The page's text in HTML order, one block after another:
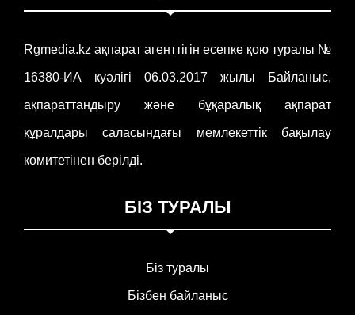
Rgmedia.kz ақпарат агенттігін есепке қою туралы №
16380-ИА куәлігі 06.03.2017 жылы Байланыс,
ақпараттандыру және бұқаралық ақпарат
құралдары саласындағы мемлекеттік бақылау
комитетінен берілді.
БІЗ ТУРАЛЫ
Біз туралы
Бізбен байланыс